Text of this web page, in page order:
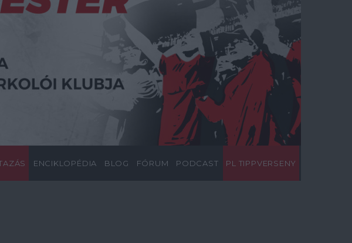
ENCIKLOPÉDIA BLOG FÓRUM PODCAST PL TIPPVERSENY